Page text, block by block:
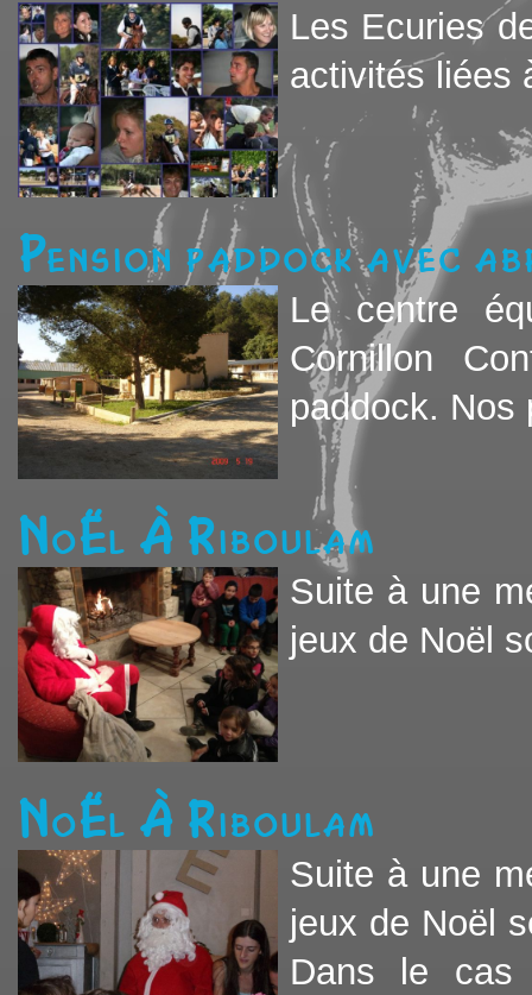
Les Ecuries
activités liées
Pension paddock avec
Le centre
Cornillon
paddock. Nos
Noël à Riboulam
Suite à une
jeux de Noël
Noël à Riboulam
Suite à une
jeux de Noël
Dans le